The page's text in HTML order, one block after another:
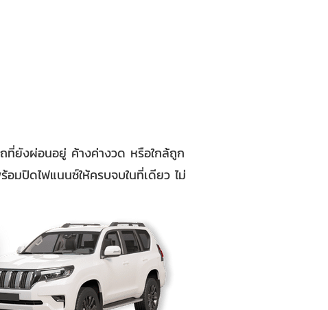
ที่ยังผ่อนอยู่ ค้างค่างวด หรือใกล้ถูก
มปิดไฟแนนซ์ให้ครบจบในที่เดียว ไม่